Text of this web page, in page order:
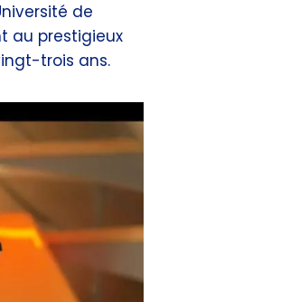
de
au prestigieux
trois ans.